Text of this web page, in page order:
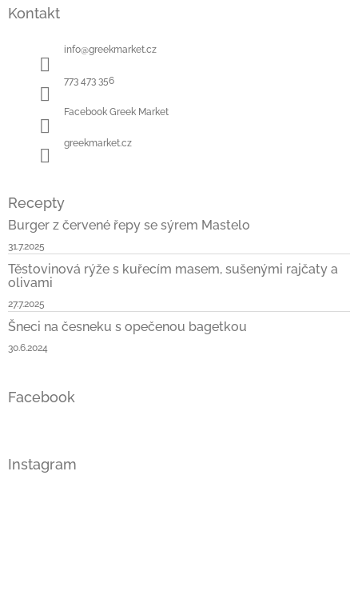
Kontakt
info@greekmarket.cz
773 473 356
Facebook Greek Market
greekmarket.cz
Recepty
Burger z červené řepy se sýrem Mastelo
31.7.2025
Těstovinová rýže s kuřecím masem, sušenými rajčaty a
olivami
27.7.2025
Šneci na česneku s opečenou bagetkou
30.6.2024
Facebook
Instagram